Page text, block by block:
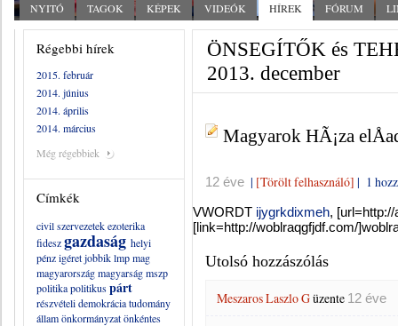
NYITÓ TAGOK KÉPEK VIDEÓK HÍREK FÓRUM
Régebbi hírek
2015. február
2014. június
2014. április
2014. március
Még régebbiek
Címkék
civil szervezetekezoterika
fideszgazdaság helyi
pénzigéretjobbiklmpmag
magyarországmagyarságmszp
politikapolitikuspárt
részvételi demokráciatudomány
államönkormányzatönkéntes
ÖNSEGÍTŐK és
2013. december
Magyarok HÃ¡za
12 éve | [Törölt felhasználó] | 1
VWORDT ijygrkdixmeh,
[link=http://woblraqgfjdf.com/
Utolsó hozzászólás
Meszaros Laszlo Güzente 12 éve